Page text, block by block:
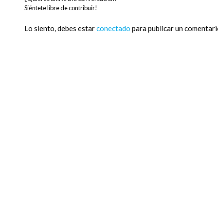
Siéntete libre de contribuir!
Lo siento, debes estarconectado para publicar un